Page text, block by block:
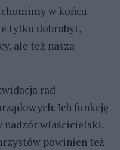
w końcu
tylko dobrobyt,
ale też nasza
rad
Ich funkcję
właścicielski.
powinien też